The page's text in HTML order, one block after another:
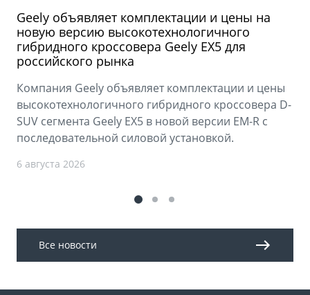
Geely объявляет комплектации и цены на
новую версию высокотехнологичного
гибридного кроссовера Geely EX5 для
российского рынка
Компания Geely объявляет комплектации и цены
высокотехнологичного гибридного кроссовера D-
SUV сегмента Geely EX5 в новой версии EM-R с
последовательной силовой установкой.
6 августа 2026
Все новости